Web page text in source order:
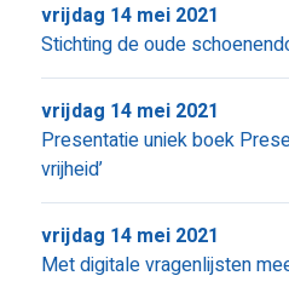
Stichting de oude
vrijdag 14 mei 2021
Presentatie uniek boek
vrijheid’
vrijdag 14 mei 2021
Met digitale vragenlijsten
vrijdag 14 mei 2021